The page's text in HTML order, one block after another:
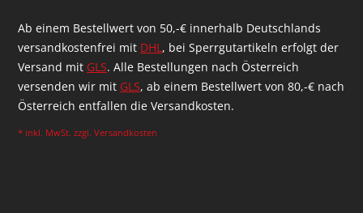
Ab einem Bestellwert von 50,-€ innerhalb Deutschlands
versandkostenfrei mit DHL, bei Sperrgutartikeln erfolgt der
Versand mit GLS. Alle Bestellungen nach Österreich
versenden wir mit GLS, ab einem Bestellwert von 80,-€ nach
Österreich entfallen die Versandkosten.
* inkl. MwSt. zzgl. Versandkosten